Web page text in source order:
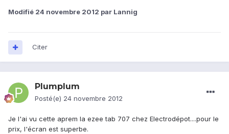
Modifié 24 novembre 2012 par Lannig
Citer
Plumplum
Posté(e) 24 novembre 2012
Je l'ai vu cette aprem la ezee tab 707 chez Electrodépot....pour le
prix, l'écran est superbe.